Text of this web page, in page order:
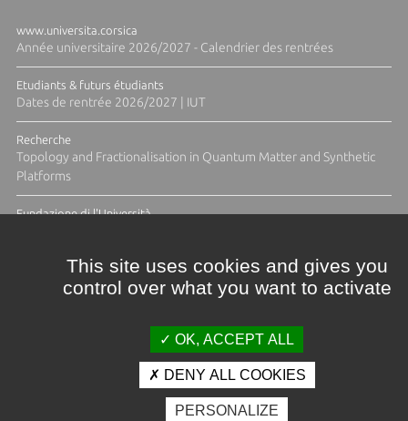
www.universita.corsica
Année universitaire 2026/2027 - Calendrier des rentrées
Etudiants & futurs étudiants
Dates de rentrée 2026/2027 | IUT
Recherche
Topology and Fractionalisation in Quantum Matter and Synthetic
Platforms
Fundazione di l'Università
Crédits et mentions légales
Espace presse Photothèque
This site uses cookies and gives you
control over what you want to activate
OK, ACCEPT ALL
DENY ALL COOKIES
PERSONALIZE